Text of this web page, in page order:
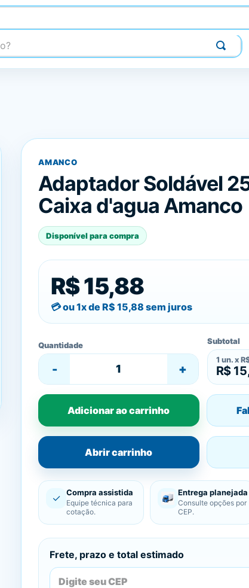
AMANCO
Adaptador Soldável
Caixa d'agua Amanco
Disponível para compra
R$ 15,88
ou 1x de R$ 15,88 sem juros
Quantidade
- +
Subtotal
1 un. x
R$
Adicionar ao carrinho
Abrir carrinho
✓ Compra assistida
Equipe técnica para
cotação.
Entrega planejada
Consulte opções por
CEP.
Frete, prazo e total estimado